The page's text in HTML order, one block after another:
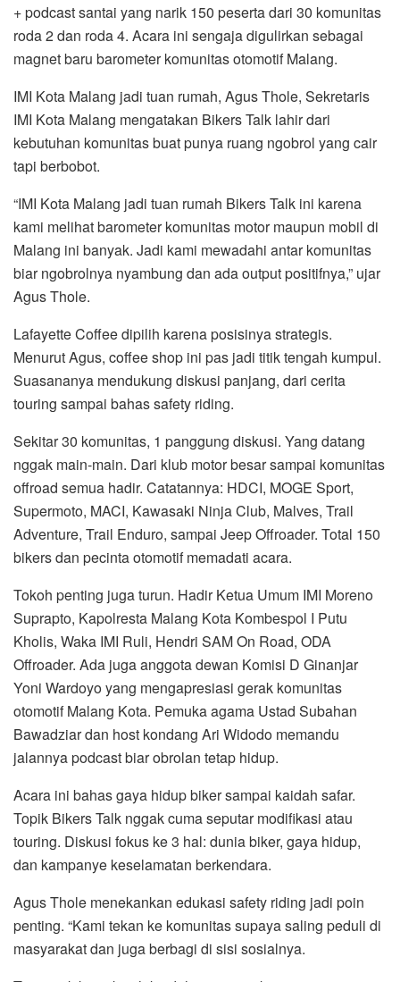
+ podcast santai yang narik 150 peserta dari 30 komunitas
roda 2 dan roda 4. Acara ini sengaja digulirkan sebagai
magnet baru barometer komunitas otomotif Malang.
IMI Kota Malang jadi tuan rumah, Agus Thole, Sekretaris
IMI Kota Malang mengatakan Bikers Talk lahir dari
kebutuhan komunitas buat punya ruang ngobrol yang cair
tapi berbobot.
“IMI Kota Malang jadi tuan rumah Bikers Talk ini karena
kami melihat barometer komunitas motor maupun mobil di
Malang ini banyak. Jadi kami mewadahi antar komunitas
biar ngobrolnya nyambung dan ada output positifnya,” ujar
Agus Thole.
Lafayette Coffee dipilih karena posisinya strategis.
Menurut Agus, coffee shop ini pas jadi titik tengah kumpul.
Suasananya mendukung diskusi panjang, dari cerita
touring sampai bahas safety riding.
Sekitar 30 komunitas, 1 panggung diskusi. Yang datang
nggak main-main. Dari klub motor besar sampai komunitas
offroad semua hadir. Catatannya: HDCI, MOGE Sport,
Supermoto, MACI, Kawasaki Ninja Club, Malves, Trail
Adventure, Trail Enduro, sampai Jeep Offroader. Total 150
bikers dan pecinta otomotif memadati acara.
Tokoh penting juga turun. Hadir Ketua Umum IMI Moreno
Suprapto, Kapolresta Malang Kota Kombespol I Putu
Kholis, Waka IMI Ruli, Hendri SAM On Road, ODA
Offroader. Ada juga anggota dewan Komisi D Ginanjar
Yoni Wardoyo yang mengapresiasi gerak komunitas
otomotif Malang Kota. Pemuka agama Ustad Subahan
Bawadziar dan host kondang Ari Widodo memandu
jalannya podcast biar obrolan tetap hidup.
Acara ini bahas gaya hidup biker sampai kaidah safar.
Topik Bikers Talk nggak cuma seputar modifikasi atau
touring. Diskusi fokus ke 3 hal: dunia biker, gaya hidup,
dan kampanye keselamatan berkendara.
Agus Thole menekankan edukasi safety riding jadi poin
penting. “Kami tekan ke komunitas supaya saling peduli di
masyarakat dan juga berbagi di sisi sosialnya.